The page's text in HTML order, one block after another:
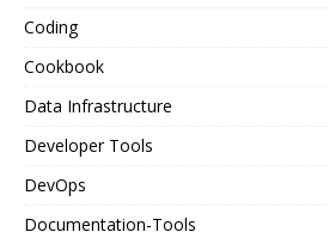
Coding
Cookbook
Data Infrastructure
Developer Tools
DevOps
Documentation-Tools